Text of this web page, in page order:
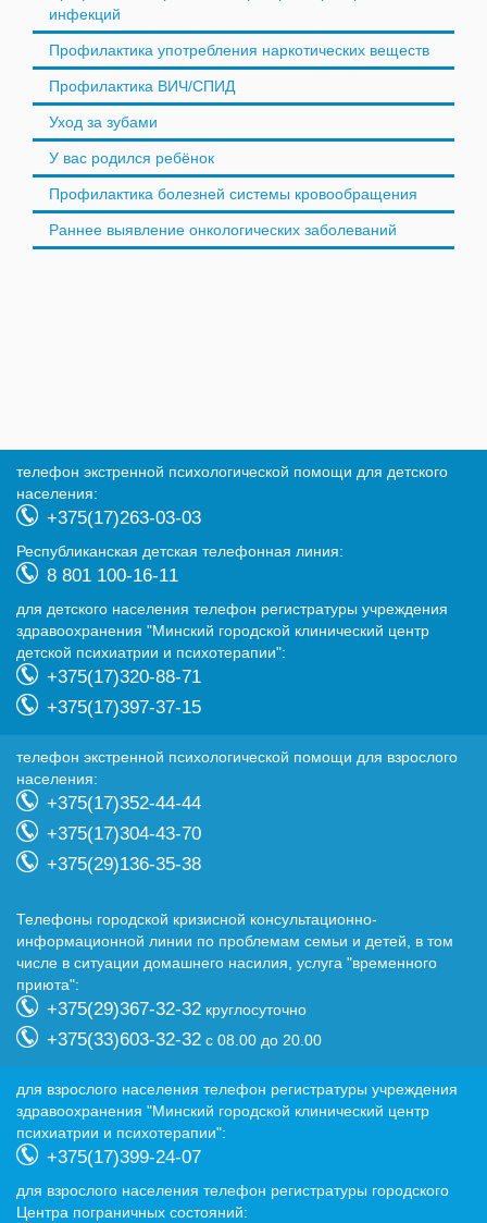
инфекций
Профилактика употребления наркотических веществ
Профилактика ВИЧ/СПИД
Уход за зубами
У вас родился ребёнок
Профилактика болезней системы кровообращения
Раннее выявление онкологических заболеваний
телефон экстренной психологической помощи для детского
населения:
+375(17)263-03-03
Республиканская детская телефонная линия:
8 801 100-16-11
для детского населения телефон регистратуры учреждения
здравоохранения "Минский городской клинический центр
детской психиатрии и психотерапии":
+375(17)320-88-71
+375(17)397-37-15
телефон экстренной психологической помощи для взрослого
населения:
+375(17)352-44-44
+375(17)304-43-70
+375(29)136-35-38
Телефоны городской кризисной консультационно-
информационной линии по проблемам семьи и детей, в том
числе в ситуации домашнего насилия, услуга "временного
приюта":
+375(29)367-32-32 круглосуточно
+375(33)603-32-32 с 08.00 до 20.00
для взрослого населения телефон регистратуры учреждения
здравоохранения "Минский городской клинический центр
психиатрии и психотерапии":
+375(17)399-24-07
для взрослого населения телефон регистратуры городского
Центра пограничных состояний: